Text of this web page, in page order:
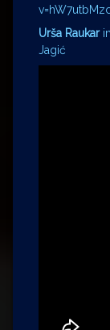
Urša Raukar
Jagić